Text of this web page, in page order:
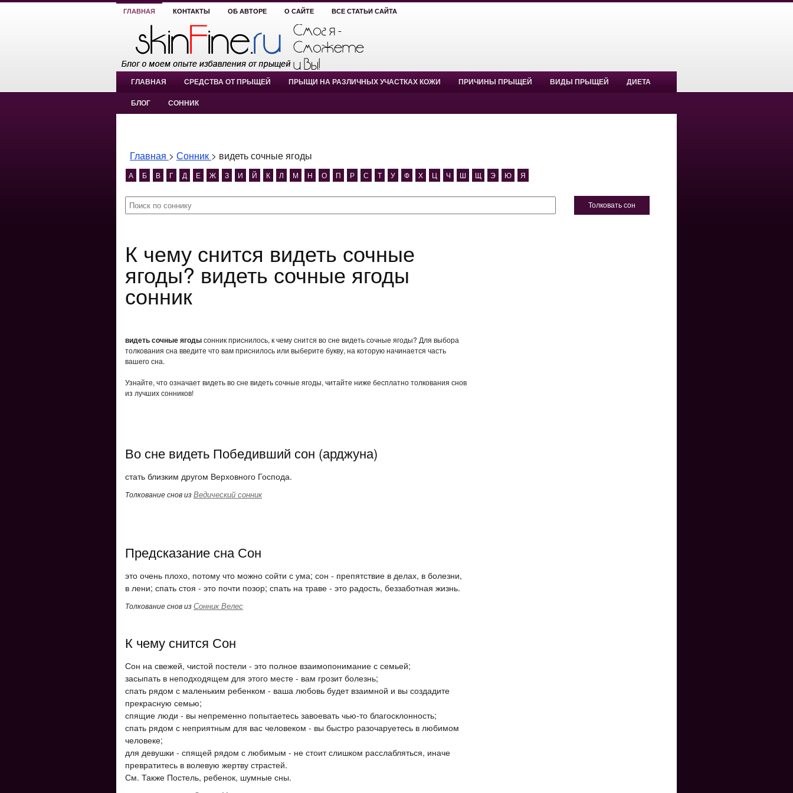
ГЛАВНАЯ КОНТАКТЫ ОБ АВТОРЕ О САЙТЕ ВСЕ СТАТЬИ САЙТА
ГЛАВНАЯ СРЕДСТВА ОТ ПРЫЩЕЙ ПРЫЩИ НА РАЗЛИЧНЫХ УЧАСТКАХ КОЖИ ПРИЧИНЫ ПРЫЩЕЙ ВИДЫ ПРЫЩЕЙ ДИЕТА
БЛОГ СОННИК
Главная > Сонник > видеть сочные ягоды
А Б В Г Д Е Ж З И Й К Л М Н О П Р С Т У Ф Х Ц Ч Ш Щ Э Ю Я
Толковать сон
К чему снится видеть сочные
ягоды? видеть сочные ягоды
сонник
видеть сочные ягодысонник приснилось, к чему снится во сне видеть сочные ягоды? Для выбора
толкования сна введите что вам приснилось или выберите букву, на которую начинается часть
вашего сна.
Узнайте, что означает видеть во сне видеть сочные ягоды, читайте ниже бесплатно толкования снов
из лучших сонников!
Во сне видеть Победивший сон (арджуна)
стать близким другом Верховного Господа.
Толкование снов изВедический сонник
Предсказание сна Сон
это очень плохо, потому что можно сойти с ума; сон - препятствие в делах, в болезни,
в лени; спать стоя - это почти позор; спать на траве - это радость, беззаботная жизнь.
Толкование снов изСонник Велес
К чему снится Сон
Сон на свежей, чистой постели - это полное взаимопонимание с семьей;
засыпать в неподходящем для этого месте - вам грозит болезнь;
спать рядом с маленьким ребенком - ваша любовь будет взаимной и вы создадите
прекрасную семью;
спящие люди - вы непременно попытаетесь завоевать чью-то благосклонность;
спать рядом с неприятным для вас человеком - вы быстро разочаруетесь в любимом
человеке;
для девушки - спящей рядом с любимым - не стоит слишком расслабляться, иначе
превратитесь в волевую жертву страстей.
См. Также Постель, ребенок, шумные сны.